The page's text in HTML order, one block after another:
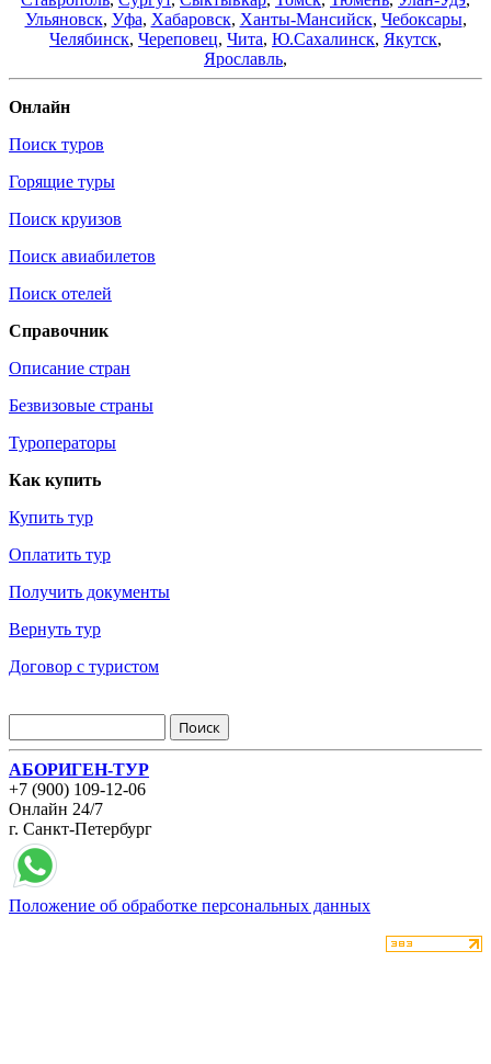
Ульяновск, Уфа, Хабаровск, Ханты-Мансийск, Чебоксары,
Челябинск, Череповец, Чита, Ю.Сахалинск, Якутск,
Ярославль,
Онлайн
Поиск туров
Горящие туры
Поиск круизов
Поиск авиабилетов
Поиск отелей
Справочник
Описание стран
Безвизовые страны
Туроператоры
Как купить
Купить тур
Оплатить тур
Получить документы
Вернуть тур
Договор с туристом
АБОРИГЕН-ТУР
+7 (900) 109-12-06
Онлайн 24/7
г. Санкт-Петербург
Положение об обработке персональных данных